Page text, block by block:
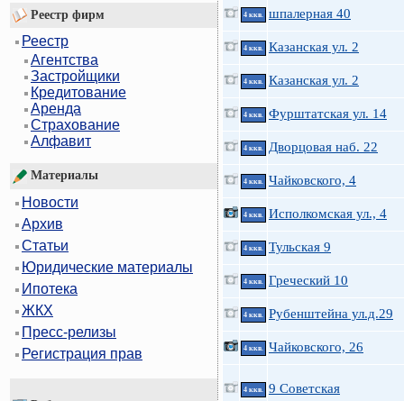
Реестр фирм
Реестр
Агентства
Застройщики
Кредитование
Аренда
Страхование
Алфавит
Материалы
Новости
Архив
Статьи
Юридические материалы
Ипотека
ЖКХ
Пресс-релизы
Регистрация прав
4 ккв. шпалерная 40
4 ккв. Казанская ул. 2
4 ккв. Казанская ул. 2
4 ккв. Фурштатская ул. 14
4 ккв. Дворцовая наб. 22
4 ккв. Чайковского, 4
4 ккв. Исполкомская ул., 4
4 ккв. Тульская 9
4 ккв. Греческий 10
4 ккв. Рубенштейна ул.д.29
4 ккв. Чайковского, 26
4 ккв. 9 Советская